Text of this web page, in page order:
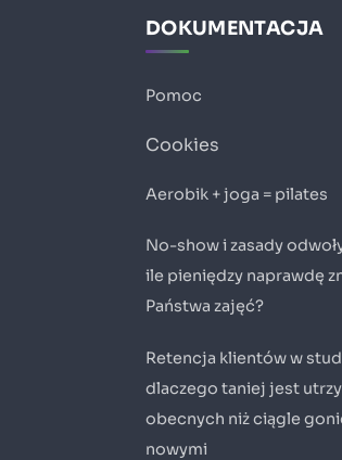
DOKUMENTACJA
Pomoc
Cookies
Aerobik + joga = pilates
No-show i zasady
ile pieniędzy naprawdę
Państwa zajęć?
Retencja klientów w
dlaczego taniej jest
obecnych niż ciągle
nowymi